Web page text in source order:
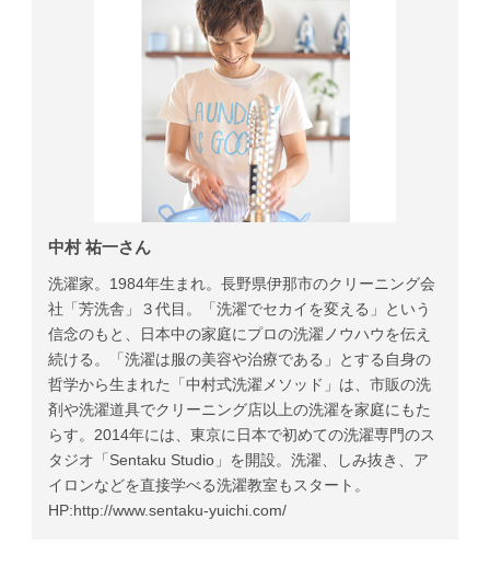
中村 祐一さん
洗濯家。1984年生まれ。長野県伊那市のクリーニング会
社「芳洗舎」３代目。「洗濯でセカイを変える」という
信念のもと、日本中の家庭にプロの洗濯ノウハウを伝え
続ける。「洗濯は服の美容や治療である」とする自身の
哲学から生まれた「中村式洗濯メソッド」は、市販の洗
剤や洗濯道具でクリーニング店以上の洗濯を家庭にもた
らす。2014年には、東京に日本で初めての洗濯専門のス
タジオ「Sentaku Studio」を開設。洗濯、しみ抜き、ア
イロンなどを直接学べる洗濯教室もスタート。
HP:http://www.sentaku-yuichi.com/